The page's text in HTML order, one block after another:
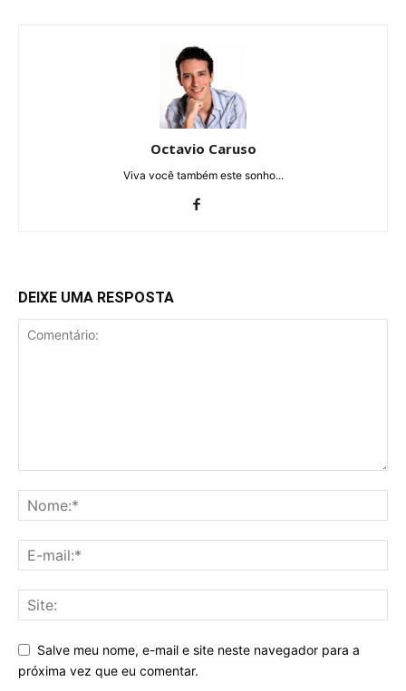
Octavio Caruso
Viva você também este sonho...
DEIXE UMA RESPOSTA
Salve meu nome, e-mail e site neste navegador para a
próxima vez que eu comentar.